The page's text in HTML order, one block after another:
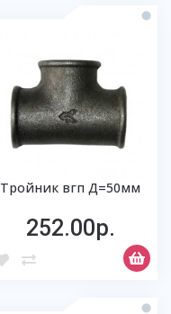
Тройник вгп Д=50мм
252.00р.